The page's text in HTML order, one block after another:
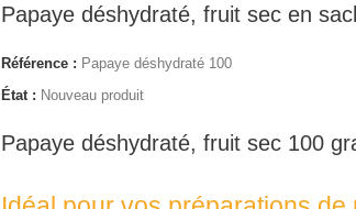
Papaye déshydraté, fruit sec en
Référence : Papaye déshydraté 100
État : Nouveau produit
Papaye déshydraté, fruit sec 100